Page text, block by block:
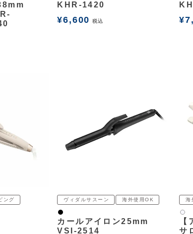
KHR-1420
¥6,600 税込 ¥
ング ヴィダルサスーン 海外使用OK
黒
カールアイロン25mm
VSI-2514
海
白2
【
サ